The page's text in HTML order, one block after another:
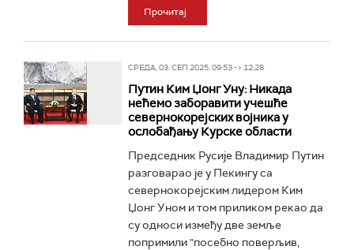
Прочитај
СРЕДА, 03. СЕП 2025, 09:53 -> 12:28
Путин Ким Џонг Уну: Никада
нећемо заборавити учешће
севернокорејских војника у
ослобађању Курске области
Председник Русије Владимир Путин
разговарао је у Пекингу са
севернокорејским лидером Ким
Џонг Уном и том приликом рекао да
су односи између две земље
попримили "посебно поверљив,